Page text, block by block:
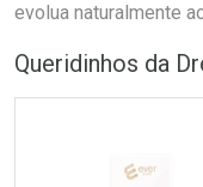
evolua naturalmente
Queridinhos da